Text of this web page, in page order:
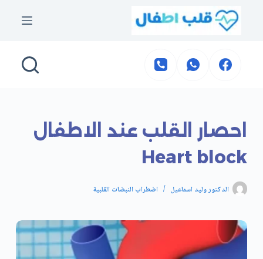
احصار القلب عند الاطفال
Heart block
الدكتور وليد اسماعيل اضطراب النبضات القلبية